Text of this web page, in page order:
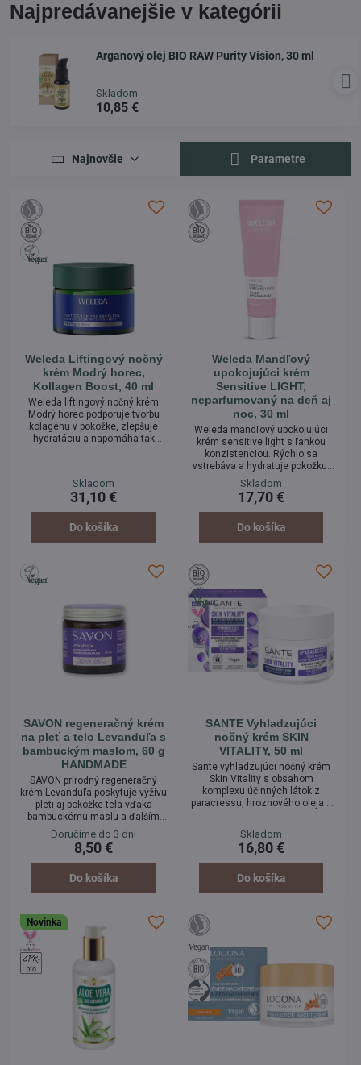
Najpredávanejšie v kategórii
Arganový olej BIO RAW Purity Vision, 30 ml
Skladom
10,85 €
Najnovšie Parametre
Weleda Liftingový nočný
krém Modrý horec,
Kollagen Boost, 40 ml
Weleda liftingový nočný krém
Modrý horec podporuje tvorbu
kolagénu v pokožke, zlepšuje
hydratáciu a napomáha tak
zamatovo hebká. Nočný krém s
výživným zložením na podporu
regeneračných procesov
pokožky počas noci.
Skladom
31,10 €
Do košíka
Weleda Mandľový
upokojujúci krém
Sensitive LIGHT,
neparfumovaný na deň aj
noc, 30 ml
Weleda mandľový upokojujúci
krém sensitive light s ľahkou
konzistenciou. Rýchlo sa
vstrebáva a hydratuje pokožku.
Je určený pre citlivú pleť
náchylnú k podráždeniam ako
denný, ale aj nočný prírodný
krém. Výživný a obzvlášť jemný,
neparfumovaný krém v light
Skladom
17,70 €
Do košíka
SAVON regeneračný krém
na pleť a telo Levanduľa s
bambuckým maslom, 60 g
HANDMADE
SAVON prírodný regeneračný
krém Levanduľa poskytuje výživu
pleti aj pokožke tela vďaka
bambuckému maslu a ďalším
hodnotným rastlinným
extraktom. Doprajte svojej
pokožke blahodarné ingrediencie
v podobe prírodného
regeneračného krému s jemnou
upokojujúcimi účinkami na
drobné trhlinky, ranky a
nedokonalosti pleti. Zároveň má
Doručíme do 3 dní
8,50 €
Do košíka
SANTE Vyhladzujúci
nočný krém SKIN
VITALITY, 50 ml
Sante vyhladzujúci nočný krém
Skin Vitality s obsahom
komplexu účinných látok z
paracressu, hroznového oleja a
pre všetky typy pleti. Vyhladzuje
vrásky a vypína pleť počas
nočného odpočinku.
Skladom
16,80 €
Do košíka
Novinka